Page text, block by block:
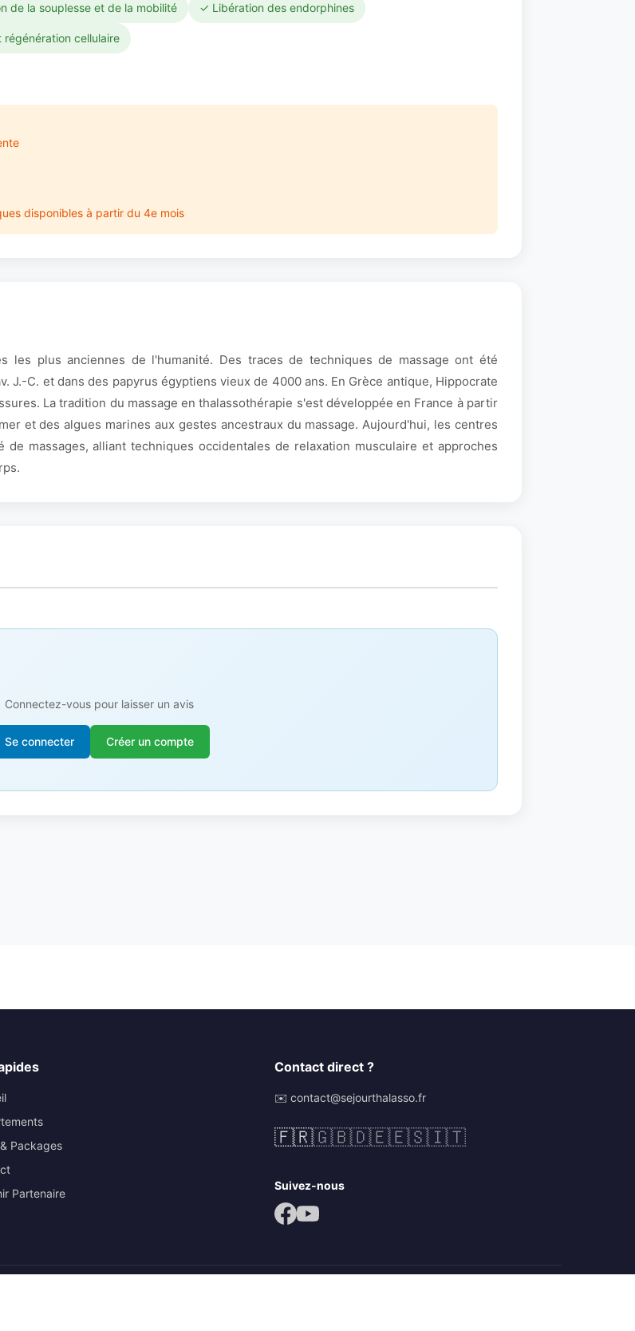
de la souplesse et de la mobilité ✓ Libération des endorphines
cellulaire
disponibles à partir du 4e mois
les plus anciennes de l'humanité. Des traces de techniques de massage ont été
J.-C. et dans des papyrus égyptiens vieux de 4000 ans. En Grèce antique, Hippocrate
La tradition du massage en thalassothérapie s'est développée en France à partir
et des algues marines aux gestes ancestraux du massage. Aujourd'hui, les centres
massages, alliant techniques occidentales de relaxation musculaire et approches
Connectez-vous pour laisser un avis
Se connecter Créer un compte
Packages
Partenaire
Contact direct ?
✉️ contact@sejourthalasso.fr
🇫🇷🇬🇧🇩🇪🇪🇸🇮🇹
Suivez-nous